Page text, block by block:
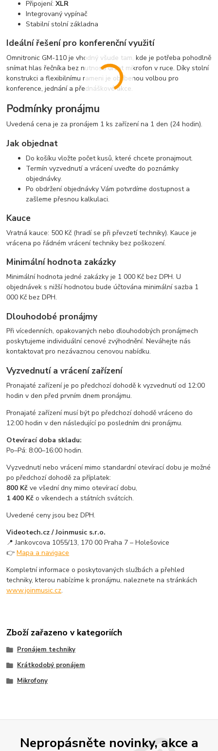
Připojení:XLR
Integrovaný vypínač
Stabilní stolní základna
Ideální řešení pro konferenční využití
Omnitronic GM-110 je vhodný všude tam, kde je potřeba pohodlně
snímat hlas řečníka bez nutnosti držet mikrofon v ruce. Díky stolní
konstrukci a flexibilnímu rameni je oblíbenou volbou pro
konference, jednání a přednáškové akce.
Podmínky pronájmu
Uvedená cena je za pronájem 1 ks zařízení na 1 den (24 hodin).
Jak objednat
Do košíku vložte počet kusů, které chcete pronajmout.
Termín vyzvednutí a vrácení uveďte do poznámky
objednávky.
Po obdržení objednávky Vám potvrdíme dostupnost a
zašleme přesnou kalkulaci.
Kauce
Vratná kauce: 500 Kč (hradí se při převzetí techniky). Kauce je
vrácena po řádném vrácení techniky bez poškození.
Minimální hodnota zakázky
Minimální hodnota jedné zakázky je 1 000 Kč bez DPH. U
objednávek s nižší hodnotou bude účtována minimální sazba 1
000 Kč bez DPH.
Dlouhodobé pronájmy
Při vícedenních, opakovaných nebo dlouhodobých pronájmech
poskytujeme individuální cenové zvýhodnění. Neváhejte nás
kontaktovat pro nezávaznou cenovou nabídku.
Vyzvednutí a vrácení zařízení
Pronajaté zařízení je po předchozí dohodě k vyzvednutí od 12:00
hodin v den před prvním dnem pronájmu.
Pronajaté zařízení musí být po předchozí dohodě vráceno do
12:00 hodin v den následující po posledním dni pronájmu.
Otevírací doba skladu:
Po–Pá: 8:00–16:00 hodin.
Vyzvednutí nebo vrácení mimo standardní otevírací dobu je možné
po předchozí dohodě za příplatek:
800 Kč ve všední dny mimo otevírací dobu,
1 400 Kč o víkendech a státních svátcích.
Uvedené ceny jsou bez DPH.
Videotech.cz / Joinmusic s.r.o.
📍 Jankovcova 1055/13, 170 00 Praha 7 – Holešovice
👉Mapa a navigace
Kompletní informace o poskytovaných službách a přehled
techniky, kterou nabízíme k pronájmu, naleznete na stránkách
www.joinmusic.cz.
Zboží zařazeno v kategoriích
Pronájem techniky
Krátkodobý pronájem
Mikrofony
Nepropásněte novinky, akce a